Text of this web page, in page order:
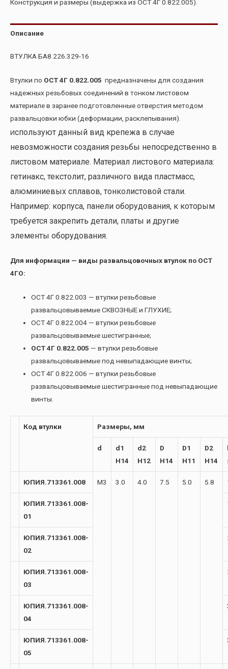
Конструкция и размеры (выдержка из ОСТ 4Г 0.822.005).
Описание
ВТУЛКА БА8.226.329-16
Втулки по ОСТ 4Г 0.822.005 предназначены для создания
надежных резьбовых соединений в тонком листовом
материале в заранее подготовленные отверстия методом
развальцовки юбки (деформации, расклепывания).
Используют данный вид крепежа в случае
невозможности создания резьбы непосредственно в
листовом материале. Материал листового материала:
гетинакс, текстолит, различного вида пластмасс,
алюминиевых сплавов, тонколистовой стали.
Например: корпуса, панели оборудования, к которым
требуется закрепить детали, платы и другие
элементы оборудования.
Для информации — виды развальцовочных втулок по ОСТ
4ГО:
ОСТ 4Г 0.822.003 — втулки резьбовые
развальцовываемые СКВОЗНЫЕ и ГЛУХИЕ;
ОСТ 4Г 0.822.004 — втулки резьбовые
развальцовываемые шестигранные;
ОСТ 4Г 0.822.005 — втулки резьбовые
развальцовываемые под невыпадающие винты;
ОСТ 4Г 0.822.006 — втулки резьбовые
развальцовываемые шестигранные под невыпадающие
винты.
Код втулки Размеры, мм
d
d1
H14
d2
H12
D
H14
D1
H11
D2
H14
ЮПИЯ.713361.008 М3 3.0 4.0 7.5 5.0 5.8
ЮПИЯ.713361.008-
01
ЮПИЯ.713361.008-
02
ЮПИЯ.713361.008-
03
ЮПИЯ.713361.008-
04
ЮПИЯ.713361.008-
05